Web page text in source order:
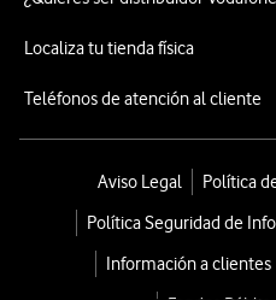
Localiza tu tienda física
Teléfonos de atención al cliente
Aviso Legal
Política
Política Seguridad de
Información a clientes